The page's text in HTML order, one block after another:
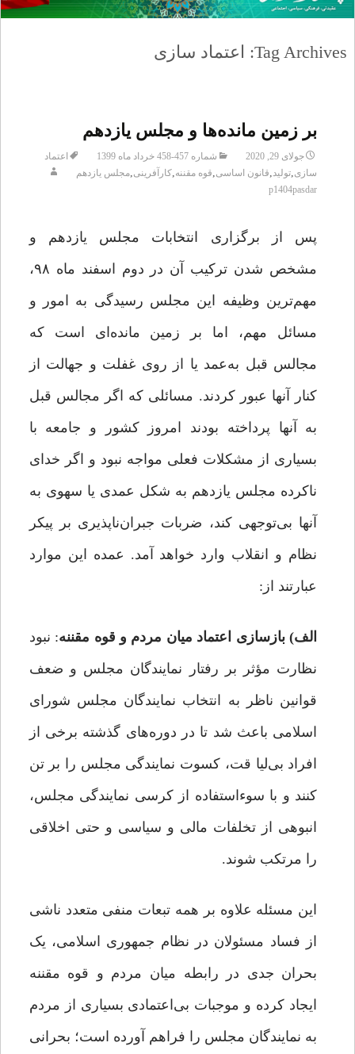
Tag Archives: اعتماد سازی
بر زمین مانده‌ها و مجلس یازدهم
جولای 29, 2020 شماره 457-458 خرداد ماه 1399
اعتماد
سازی,تولید,قانون اساسی,قوه مقننه,کارآفرینی,مجلس یازدهم
p1404pasdar
پس از برگزاری انتخابات مجلس یازدهم و
مشخص شدن ترکیب آن در دوم اسفند ماه ۹۸،
مهم‌ترین وظیفه‌ این مجلس رسیدگی به امور و
مسائل مهم، اما بر زمین مانده‌ای است که
مجالس قبل به‌عمد یا از روی غفلت و جهالت از
کنار آنها عبور کردند. مسائلی که اگر مجالس قبل
به آنها پرداخته بودند امروز کشور و جامعه با
بسیاری از مشکلات فعلی مواجه نبود و اگر خدای
ناکرده مجلس یازدهم به شکل عمدی یا سهوی به
آنها بی‌توجهی کند، ضربات جبران‌ناپذیری بر پیکر
نظام و انقلاب وارد خواهد آمد. عمده‌ این موارد
عبارتند از:
الف) بازسازی اعتماد میان مردم و قوه‌ مقننه: نبود
نظارت مؤثر بر رفتار نمایندگان مجلس و ضعف
قوانین ناظر به انتخاب نمایندگان مجلس شورای
اسلامی باعث شد تا در دوره‌های گذشته برخی از
افراد بی‌لیا قت، کسوت نمایندگی مجلس را بر تن
کنند و با سوءاستفاده از کرسی نمایندگی مجلس،
انبوهی از تخلفات مالی و سیاسی و حتی اخلاقی
را مرتکب شوند.
این مسئله علاوه بر همه‌ تبعات منفی متعدد ناشی
از فساد مسئولان در نظام جمهوری اسلامی، یک
بحران جدی در رابطه میان مردم و قوه‌ مقننه
ایجاد کرده و موجبات بی‌اعتمادی بسیاری از مردم
به نمایندگان مجلس را فراهم آورده است؛ بحرانی